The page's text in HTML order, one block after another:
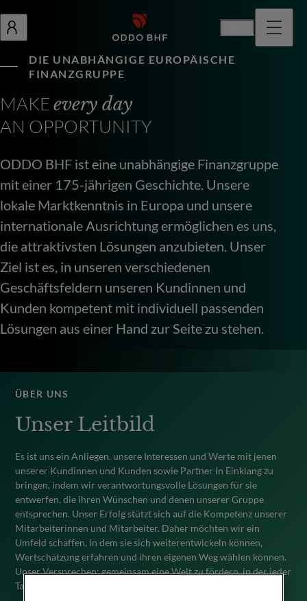
DIE UNABHÄNGIGE EUROPÄISCHE
FINANZGRUPPE
MAKEevery day
AN OPPORTUNITY
ODDO BHF ist eine unabhängige Finanzgruppe
mit einer 175-jährigen Geschichte. Unsere
lokale Marktkenntnis in Europa und unsere
internationale Ausrichtung ermöglichen es uns,
die attraktivsten Lösungen anzubieten. Unser
Ziel ist es, in unseren verschiedenen
Geschäftsfeldern unseren Kundinnen und
Kunden kompetent mit individuell passenden
Lösungen aus einer Hand zur Seite zu stehen.
ÜBER UNS
Unser Leitbild
Es ist uns ein Anliegen, unsere Interessen und Werte mit jenen
unserer Kundinnen und Kunden sowie Partner in Einklang zu
bringen, indem wir verantwortungsvolle Lösungen für sie
entwerfen, die ihren Wünschen und denen unserer Gruppe
entsprechen. Unser Erfolg stützt sich auf die Kompetenz unserer
Mitarbeiterinnen und Mitarbeiter. Daher möchten wir ein
Umfeld schaffen, in dem sie sich weiterentwickeln können,
Wertschätzung erfahren und ihren eigenen Weg wählen können.
Unser Versprechen: gemeinsam eine Welt zu fördern, in der jeder
Tag eine neue Chance bietet.